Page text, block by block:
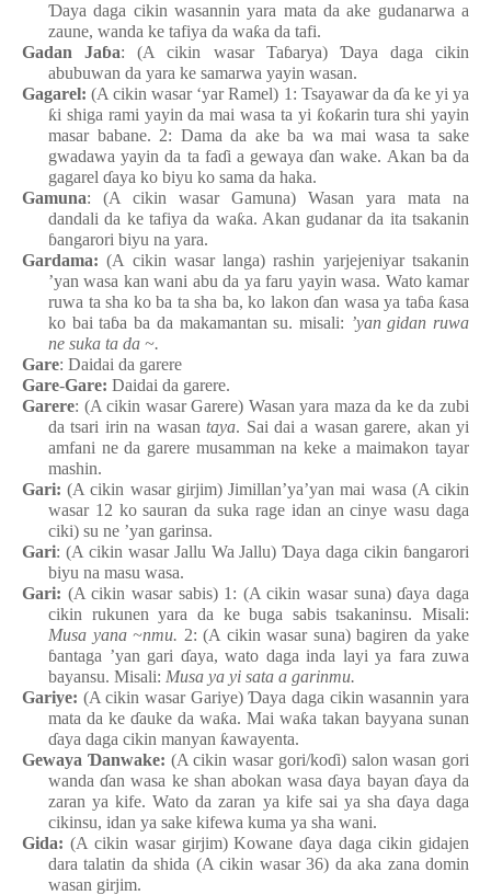
Ɗaya daga cikin wasannin yara mata da ake gudanarwa a
zaune, wanda ke tafiya da waƙa da tafi.
Gadan
Jaɓa: (A cikin wasar Taɓarya) Ɗaya daga
cikin
abubuwan da yara ke samarwa yayin wasan.
Gagarel: (A cikin wasar ‘yar Ramel) 1: Tsayawar da ɗa ke yi ya
ƙi shiga rami yayin da mai wasa ta yi ƙoƙarin tura shi yayin
masar babane. 2: Dama da ake ba wa mai wasa ta sake
gwadawa yayin da ta faɗi a gewaya ɗan wake. Akan ba da
gagarel ɗaya ko biyu ko sama da haka.
Gamuna: (A cikin wasar Gamuna) Wasan yara mata na
dandali da ke tafiya da waƙa. Akan gudanar da ita tsakanin
ɓangarori biyu na yara.
Gardama: (A cikin wasar langa) rashin yarjejeniyar tsakanin
’yan wasa kan wani abu da ya faru yayin wasa. Wato kamar
ruwa ta sha ko ba ta sha ba, ko lakon ɗan wasa ya taɓa ƙasa
ko bai taɓa ba da makamantan su. misali: ’yan gidan ruwa
ne suka ta da ~.
Gare: Daidai da garere
Gare-Gare: Daidai da garere.
Garere: (A cikin wasar Garere) Wasanyara maza da ke da zubi
da tsari irin na wasantaya. Sai dai a wasan garere, akan yi
amfani ne da garere musamman na keke a maimakon tayar
mashin.
Gari: (A cikin wasar girjim) Jimillan’ya’yan mai wasa (A cikin
wasar 12 ko sauran da suka rage idan an cinye wasu daga
ciki) su ne ’yan garinsa.
Gari: (A cikin wasar Jallu Wa Jallu)Ɗaya daga cikin ɓangarori
biyu na masu wasa.
Gari: (A cikin wasar sabis) 1: (A cikin wasar suna)ɗaya daga
cikin rukunen yara da ke buga sabis tsakaninsu. Misali:
Musa yana ~nmu. 2: (A cikin wasar suna) bagiren da yake
ɓantaga ’yan gari ɗaya, wato daga inda layi ya fara zuwa
bayansu. Misali: Musa ya yi sata a garinmu.
Gariye: (A cikin wasar Gariye)Ɗaya daga cikin wasannin yara
mata da ke ɗauke da waƙa. Mai waƙa takan bayyana sunan
ɗaya daga cikin manyan ƙawayenta.
Gewaya Ɗanwake: (A cikin wasar gori/koɗi) salon wasan gori
wanda ɗan wasa ke shan abokan wasa ɗaya bayan ɗaya da
zaran ya kife. Wato da zaran ya kife sai ya sha ɗaya daga
cikinsu, idan ya sake kifewa kuma ya sha wani.
Gida: (A cikin wasar girjim) Kowane ɗaya daga cikin gidajen
dara talatin da shida (A cikin wasar 36) da aka zana domin
wasan girjim.